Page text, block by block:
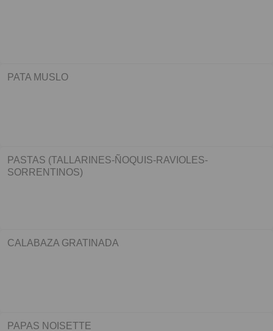
PATA MUSLO
PASTAS (TALLARINES-ÑOQUIS-RAVIOLES-
SORRENTINOS)
CALABAZA GRATINADA
PAPAS NOISETTE